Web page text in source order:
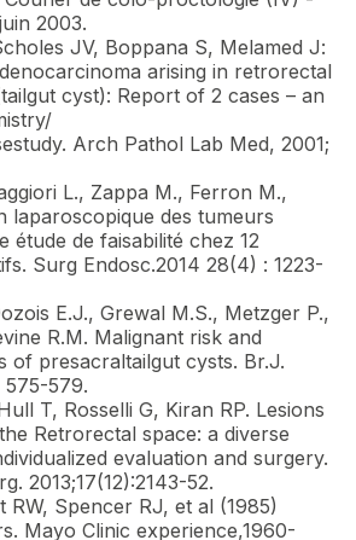
2003.
JV, Boppana S, Melamed J:
arising in retrorectal
cyst): Report of 2 cases – an
Arch Pathol Lab Med, 2001;
L., Zappa M., Ferron M.,
laparoscopique des tumeurs
étude de faisabilité chez 12
Surg Endosc.2014 28(4) : 1223-
E.J., Grewal M.S., Metzger P.,
R.M. Malignant risk and
of presacraltailgut cysts. Br.J.
575-579.
T, Rosselli G, Kiran RP. Lesions
Retrorectal space: a diverse
evaluation and surgery.
2013;17(12):2143-52.
RW, Spencer RJ, et al (1985)
Mayo Clinic experience,1960-